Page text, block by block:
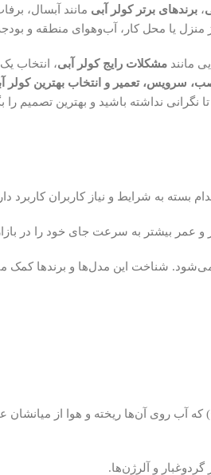
، برندهای برتر کولر آبی مانند آبسال،
یا محل کار، آب‌وهوای منطقه و
مانند مشکلات رایج کولر آبی، انتخاب یک
سرویس، تعمیر و انتخاب بهترین کولر
نداشته باشید و بهترین تصمیم را
بسته به شرایط و نیاز کاربران کاربرد
عمر بیشتر به سرعت جای خود را در بازار
می‌شود. شناخت این مدل‌ها و برندها
آب روی آن‌ها ریخته و هوا از میانشان
و آلرژن‌ها.